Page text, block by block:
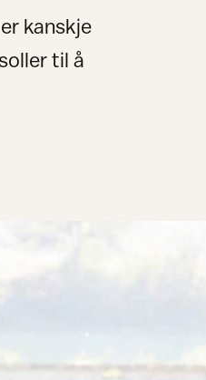
kanskje
til å